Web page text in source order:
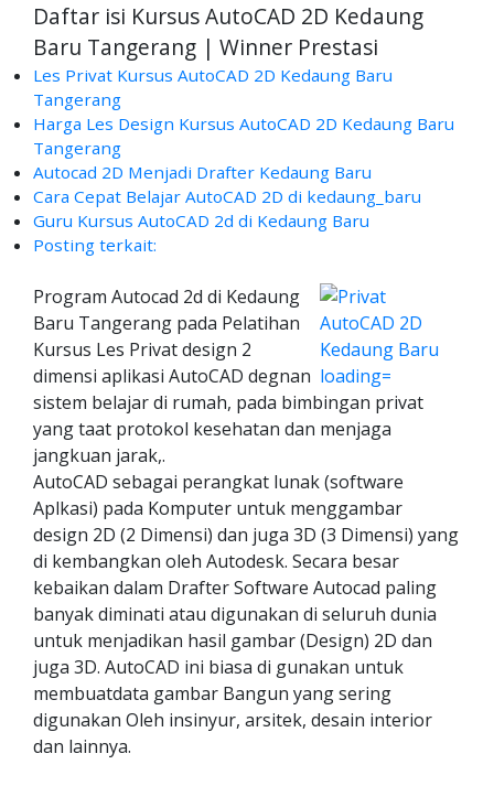
Daftar isi Kursus AutoCAD 2D Kedaung
Baru Tangerang | Winner Prestasi
Les Privat Kursus AutoCAD 2D Kedaung Baru
Tangerang
Harga Les Design Kursus AutoCAD 2D Kedaung Baru
Tangerang
Autocad 2D Menjadi Drafter Kedaung Baru
Cara Cepat Belajar AutoCAD 2D di kedaung_baru
Guru Kursus AutoCAD 2d di Kedaung Baru
Posting terkait:
Program Autocad 2d di Kedaung
Baru Tangerang pada Pelatihan
Kursus Les Privat design 2
dimensi aplikasi AutoCAD degnan
sistem belajar di rumah, pada bimbingan privat
yang taat protokol kesehatan dan menjaga
jangkuan jarak,.
AutoCAD sebagai perangkat lunak (software
Aplkasi) pada Komputer untuk menggambar
design 2D (2 Dimensi) dan juga 3D (3 Dimensi) yang
di kembangkan oleh Autodesk. Secara besar
kebaikan dalam Drafter Software Autocad paling
banyak diminati atau digunakan di seluruh dunia
untuk menjadikan hasil gambar (Design) 2D dan
juga 3D. AutoCAD ini biasa di gunakan untuk
membuatdata gambar Bangun yang sering
digunakan Oleh insinyur, arsitek, desain interior
dan lainnya.